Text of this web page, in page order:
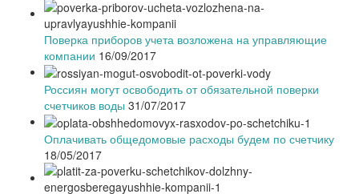
Поверка приборов учета возложена на управляющие
компании 16/09/2017
Россиян могут освободить от обязательной поверки
счетчиков воды 31/07/2017
Оплачивать общедомовые расходы будем по счетчику
18/05/2017